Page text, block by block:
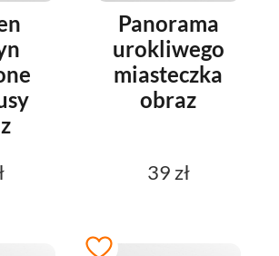
Panorama
urokliwego
miasteczka
obraz
39 zł